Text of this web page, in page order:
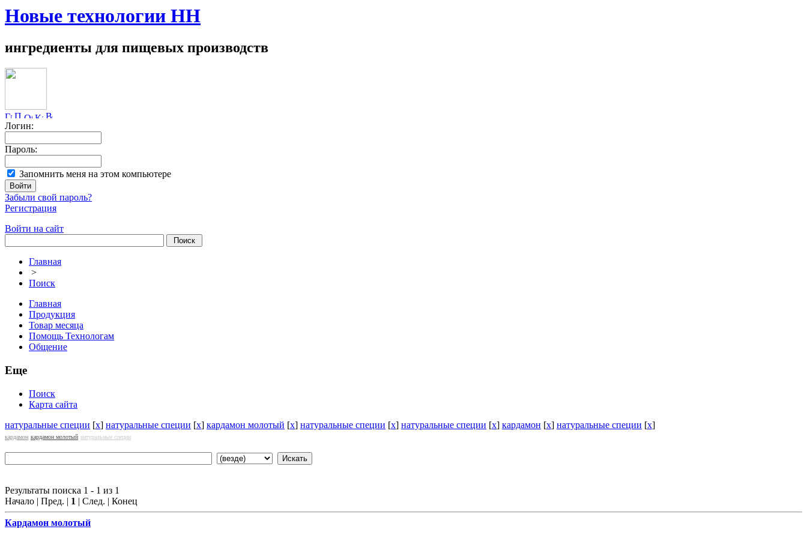
Новые технологии НН
ингредиенты для пищевых производств
Логин:
Пароль:
Запомнить меня на этом компьютере
Забыли свой пароль?
Регистрация
Войти на сайт
Главная
>
Поиск
Главная
Продукция
Товар месяца
Помощь Технологам
Общение
Еще
Поиск
Карта сайта
натуральные специи [x] натуральные специи [x] кардамон молотый [x] натуральные специи [x] натуральные специи [x] кардамон [x] натуральные специи [x]
кардамон кардамон молотый натуральные специи
Результаты поиска 1 - 1 из 1
Начало | Пред. | 1 | След. | Конец
Кардамон молотый